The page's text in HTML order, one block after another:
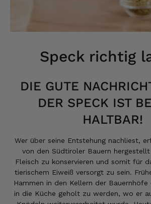
Speck richtig
DIE GUTE
DER SPECK IST
HALTBAR!
Wer über seine Entstehung nachliest,
von den Südtiroler Bauern
Fleisch zu konservieren und somit für
tierischem Eiweiß versorgt zu sein.
Hammen in den Kellern der
in die Küche geholt zu werden, wo er